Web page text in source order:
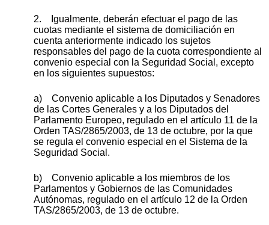
2. Igualmente, deberán efectuar el pago de las
cuotas mediante el sistema de domiciliación en
cuenta anteriormente indicado los sujetos
responsables del pago de la cuota correspondiente al
convenio especial con la Seguridad Social, excepto
en los siguientes supuestos:
a) Convenio aplicable a los Diputados y Senadores
de las Cortes Generales y a los Diputados del
Parlamento Europeo, regulado en el artículo 11 de la
Orden TAS/2865/2003, de 13 de octubre, por la que
se regula el convenio especial en el Sistema de la
Seguridad Social.
b) Convenio aplicable a los miembros de los
Parlamentos y Gobiernos de las Comunidades
Autónomas, regulado en el artículo 12 de la Orden
TAS/2865/2003, de 13 de octubre.